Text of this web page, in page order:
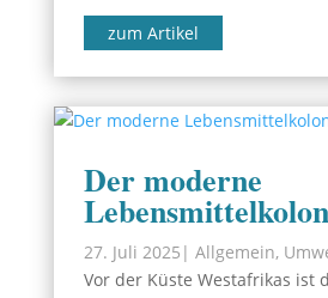
zum Artikel
Der moderne
27. Juli 2025 | Allgemein,
Vor der Küste Westafrikas ist